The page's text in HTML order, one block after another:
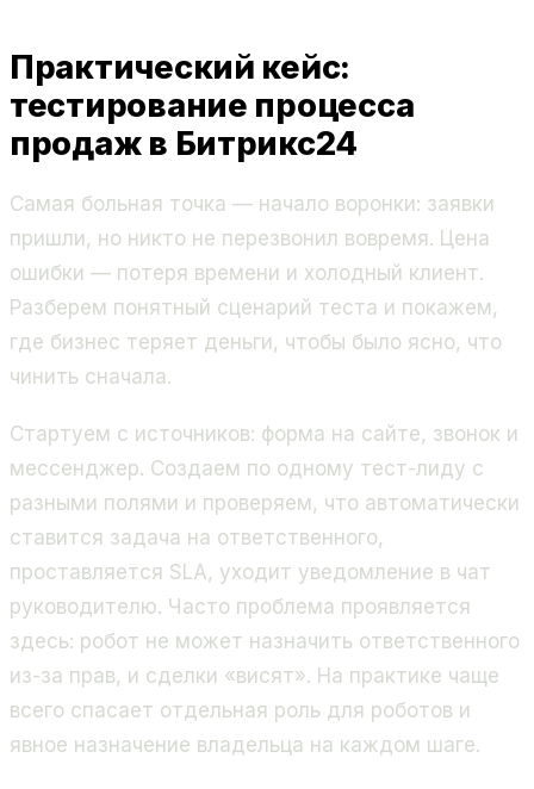
Практический кейс:
тестирование процесса
продаж в Битрикс24
Самая больная точка — начало воронки: заявки
пришли, но никто не перезвонил вовремя. Цена
ошибки — потеря времени и холодный клиент.
Разберем понятный сценарий теста и покажем,
где бизнес теряет деньги, чтобы было ясно, что
чинить сначала.
Стартуем с источников: форма на сайте, звонок и
мессенджер. Создаем по одному тест-лиду с
разными полями и проверяем, что автоматически
ставится задача на ответственного,
проставляется SLA, уходит уведомление в чат
руководителю. Часто проблема проявляется
здесь: робот не может назначить ответственного
из-за прав, и сделки «висят». На практике чаще
всего спасает отдельная роль для роботов и
явное назначение владельца на каждом шаге.